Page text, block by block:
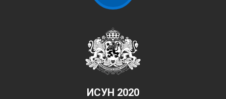
ИСУН 2020